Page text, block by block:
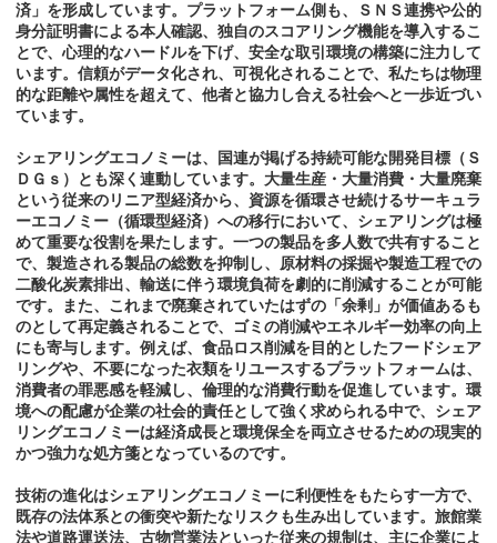
済」を形成しています。プラットフォーム側も、ＳＮＳ連携や公的
身分証明書による本人確認、独自のスコアリング機能を導入するこ
とで、心理的なハードルを下げ、安全な取引環境の構築に注力して
います。信頼がデータ化され、可視化されることで、私たちは物理
的な距離や属性を超えて、他者と協力し合える社会へと一歩近づい
ています。
シェアリングエコノミーは、国連が掲げる持続可能な開発目標（Ｓ
ＤＧｓ）とも深く連動しています。大量生産・大量消費・大量廃棄
という従来のリニア型経済から、資源を循環させ続けるサーキュラ
ーエコノミー（循環型経済）への移行において、シェアリングは極
めて重要な役割を果たします。一つの製品を多人数で共有すること
で、製造される製品の総数を抑制し、原材料の採掘や製造工程での
二酸化炭素排出、輸送に伴う環境負荷を劇的に削減することが可能
です。また、これまで廃棄されていたはずの「余剰」が価値あるも
のとして再定義されることで、ゴミの削減やエネルギー効率の向上
にも寄与します。例えば、食品ロス削減を目的としたフードシェア
リングや、不要になった衣類をリユースするプラットフォームは、
消費者の罪悪感を軽減し、倫理的な消費行動を促進しています。環
境への配慮が企業の社会的責任として強く求められる中で、シェア
リングエコノミーは経済成長と環境保全を両立させるための現実的
かつ強力な処方箋となっているのです。
技術の進化はシェアリングエコノミーに利便性をもたらす一方で、
既存の法体系との衝突や新たなリスクも生み出しています。旅館業
法や道路運送法、古物営業法といった従来の規制は、主に企業によ